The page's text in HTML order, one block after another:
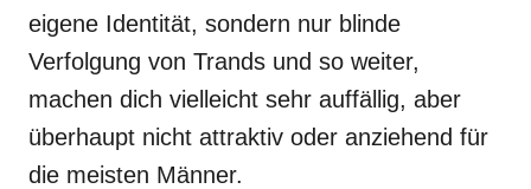
eigene Identität, sondern nur blinde
Verfolgung von Trands und so weiter,
machen dich vielleicht sehr auffällig, aber
überhaupt nicht attraktiv oder anziehend für
die meisten Männer.